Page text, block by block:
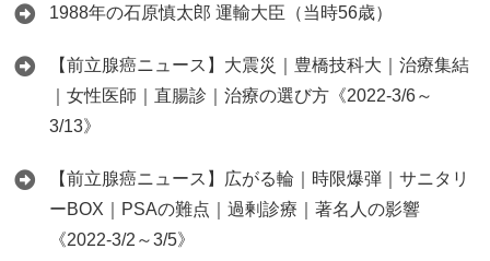
1988年の石原慎太郎 運輸大臣（当時56歳）
【前立腺癌ニュース】大震災｜豊橋技科大｜治療集結
｜女性医師｜直腸診｜治療の選び方《2022-3/6～
3/13》
【前立腺癌ニュース】広がる輪｜時限爆弾｜サニタリ
ーBOX｜PSAの難点｜過剰診療｜著名人の影響
《2022-3/2～3/5》